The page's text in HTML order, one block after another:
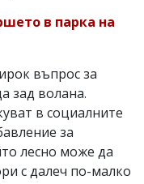
в парка на
въпрос за
зад волана.
в социалните
за
лесно може да
с далеч по-малко